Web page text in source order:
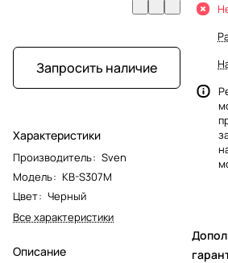
Запросить наличие
Характеристики
Производитель: Sven
Модель: KB-S307M
Цвет: Черный
Все характеристики
Описание